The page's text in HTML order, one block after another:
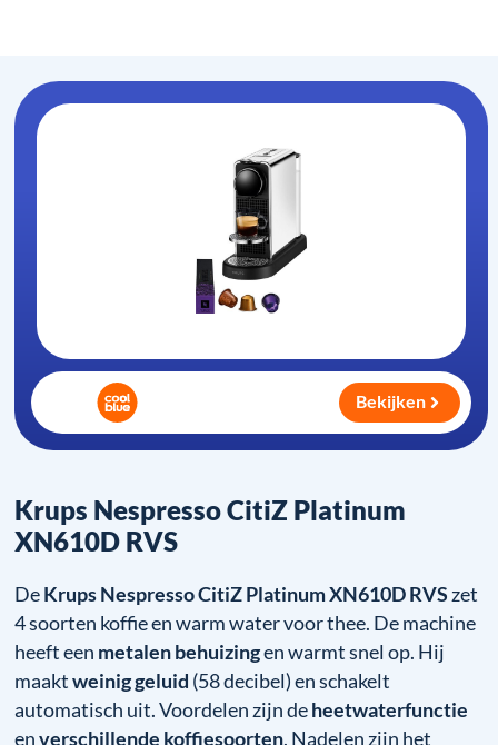
Krups Nespresso CitiZ Platinum
XN610D RVS
DeKrups Nespresso CitiZ Platinum XN610D RVS zet
4 soorten koffie en warm water voor thee. De machine
heeft een metalen behuizingen warmt snel op. Hij
maaktweinig geluid (58 decibel) en schakelt
automatisch uit. Voordelen zijn deheetwaterfunctie
enverschillende koffiesoorten. Nadelen zijn het
Bekijken